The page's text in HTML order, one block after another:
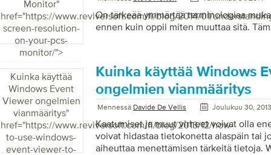
Monitor"
href="https://www.reviversoft.com/fi/blog/2014/01/
screen-resolution-
on-your-pcs-
monitor/">
On tärkeää ymmärtää terminologiaa
ennen kuin oppii miten muuttaa sitä.
Kuinka käyttää
Windows Event
Viewer ongelmien
vianmääritys"
href="https://www.reviversoft.com/fi/blog/2013/12/how-
to-use-windows-
event-viewer-to-
Kuinka käyttää Windows
ongelmien vianmääritys
Mennessä Davide De Vellis Joulukuu 30, 2013
Kaatumiset ja muut virheet voivat olla
voivat hidastaa tietokonetta alaspäin tai
aiheuttaa menettämisen tärkeitä tietoja.